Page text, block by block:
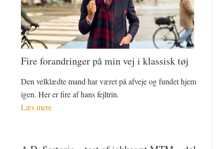
Fire forandringer på min vej i klassisk tøj
Den velklædte mand har været på afveje og fundet hjem
igen. Her er fire af hans fejltrin.
Læs mere